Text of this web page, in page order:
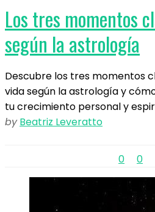
Los tres momentos
según la astrología
Descubre los tres momentos
vida según la astrología y
tu crecimiento personal y
by Beatriz Leveratto
0 0